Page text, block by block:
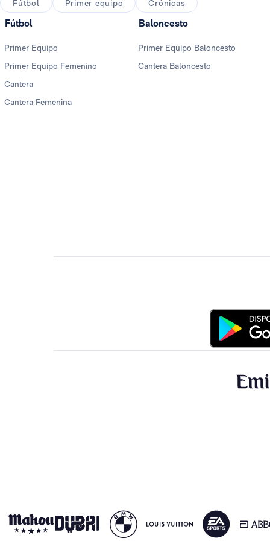
Fútbol
Primer equipo Crónicas
Fútbol
Primer Equipo
Primer Equipo Femenino
Cantera
Cantera Femenina
Baloncesto
Primer Equipo Baloncesto
Cantera Baloncesto